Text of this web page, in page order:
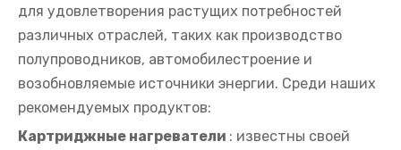
для удовлетворения растущих потребностей
различных отраслей, таких как производство
полупроводников, автомобилестроение и
возобновляемые источники энергии. Среди наших
рекомендуемых продуктов:
Картриджные нагреватели : известны своей